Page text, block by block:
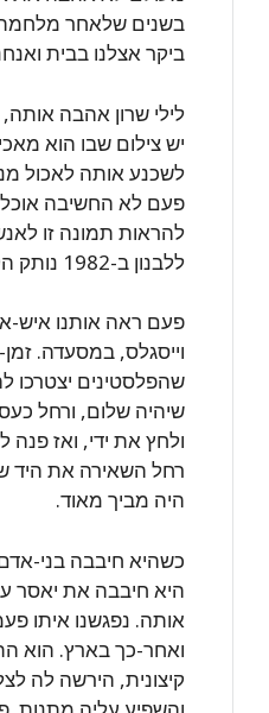
בשנים שלאחר מלחמת
ביקר אצלנו בבית
לילי שרון אהבה
יש צילום שבו הוא
לשכנע אותה לאכול
פעם לא החשיבה
להראות תמונה זו
ללבנון ב-1982 נותק הקשר בינינו כליל.
פעם ראה אותנו איש-
וייסגלס, במסעדה.
שהפלסטינים יצטרכו
שיהיה שלום, ורחל
ולחץ את ידי, ואז פנה
רחל השאירה את היד
היה מביך מאוד.
כשהיא חיבבה בני-
היא חיבבה את יאסר
אותה. נפגשנו איתו
ואחר-כך בארץ. הוא
קיצונית, הירשה לה